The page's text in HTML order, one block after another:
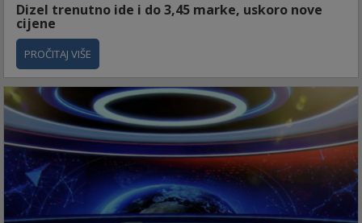
Dizel trenutno ide i do 3,45 marke, uskoro nove
cijene
PROČITAJ VIŠE